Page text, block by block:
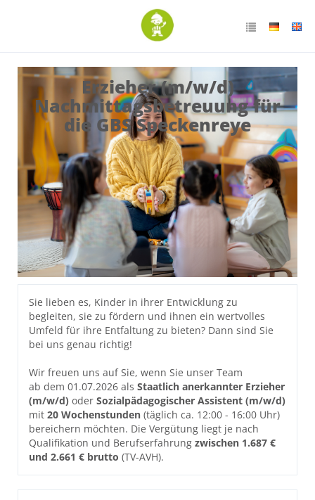
Erzieher (m/w/d)
Nachmittagsbetreuung für
die GBS Speckenreye
Sie lieben es, Kinder in ihrer Entwicklung zu
begleiten, sie zu fördern und ihnen ein wertvolles
Umfeld für ihre Entfaltung zu bieten? Dann sind Sie
bei uns genau richtig!
Wir freuen uns auf Sie, wenn Sie unser Team
ab dem 01.07.2026 als Staatlich anerkannter Erzieher
(m/w/d) oder Sozialpädagogischer Assistent (m/w/d)
mit 20 Wochenstunden (täglich ca. 12:00 - 16:00 Uhr)
bereichern möchten. Die Vergütung liegt je nach
Qualifikation und Berufserfahrung zwischen 1.687 €
und 2.661 € brutto (TV-AVH).